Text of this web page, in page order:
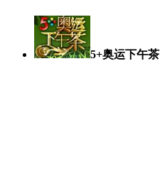
5+奥运下午茶